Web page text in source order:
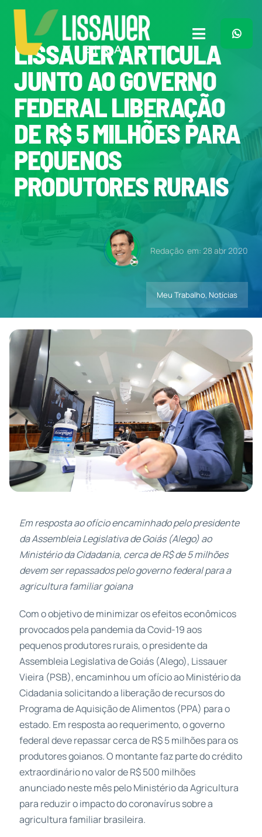
para
conteúdo
Toggle
Navigation
Home
Plano de Governo
Meu Trabalho
O Que Penso
LISSAUER ARTICULA
JUNTO AO GOVERNO
FEDERAL LIBERAÇÃO
DE R$ 5 MILHÕES PARA
PEQUENOS
PRODUTORES RURAIS
Redação em: 28 abr 2020
Meu Trabalho, Notícias
Em resposta ao ofício encaminhado pelo presidente
da Assembleia Legislativa de Goiás (Alego) ao
Ministério da Cidadania, cerca de R$ de 5 milhões
devem ser repassados pelo governo federal para a
agricultura familiar goiana
Com o objetivo de minimizar os efeitos econômicos
provocados pela pandemia da Covid-19 aos
pequenos produtores rurais, o presidente da
Assembleia Legislativa de Goiás (Alego), Lissauer
Vieira (PSB), encaminhou um ofício ao Ministério da
Cidadania solicitando a liberação de recursos do
Programa de Aquisição de Alimentos (PPA) para o
estado. Em resposta ao requerimento, o governo
federal deve repassar cerca de R$ 5 milhões para os
produtores goianos. O montante faz parte do crédito
extraordinário no valor de R$ 500 milhões
anunciado neste mês pelo Ministério da Agricultura
para reduzir o impacto do coronavírus sobre a
agricultura familiar brasileira.